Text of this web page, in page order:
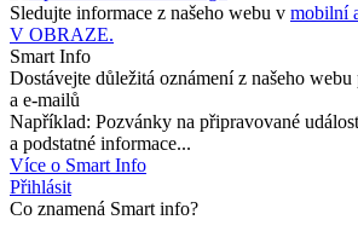
Sledujte informace z našeho webu v mobilní
V OBRAZE.
Smart Info
Dostávejte důležitá oznámení z našeho
a e-mailů
Například: Pozvánky na připravované
a podstatné informace...
Více o Smart Info
Přihlásit
Co znamená Smart info?